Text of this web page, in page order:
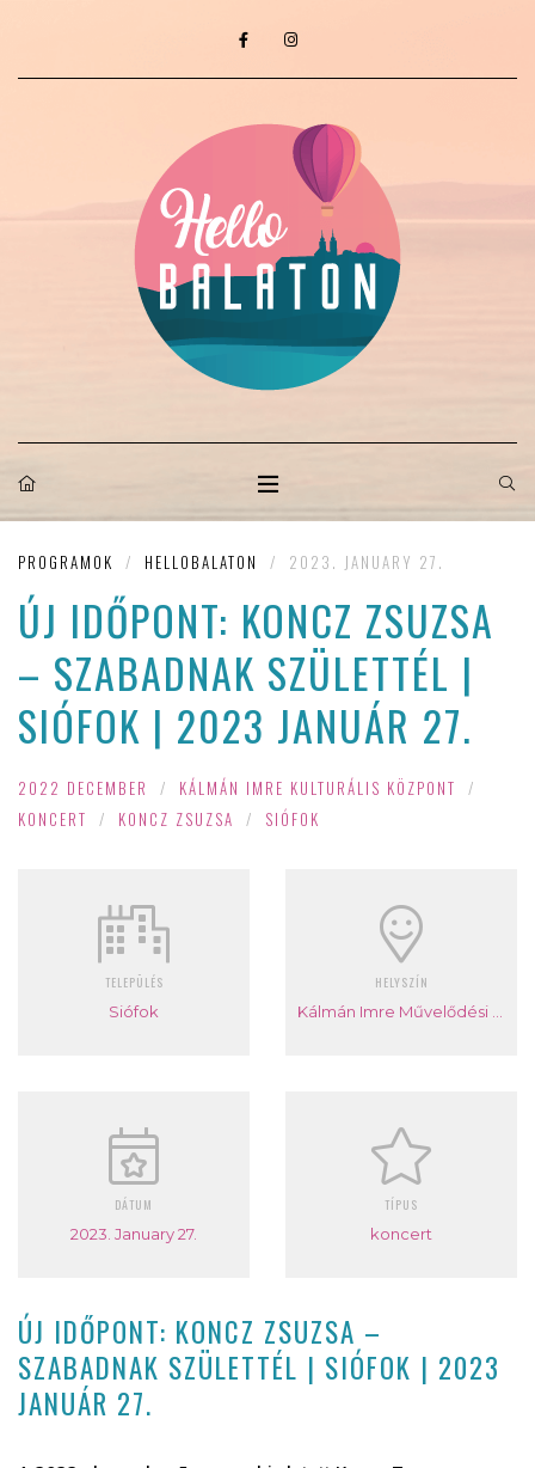
PROGRAMOK / HELLOBALATON / 2023. JANUARY 27.
ÚJ IDŐPONT: KONCZ ZSUZSA
– SZABADNAK SZÜLETTÉL |
SIÓFOK | 2023 JANUÁR 27.
2022 DECEMBER / KÁLMÁN IMRE KULTURÁLIS KÖZPONT
/
KONCERT
/ KONCZ ZSUZSA / SIÓFOK
TELEPÜLÉS
Siófok
HELYSZÍN
DÁTUM
2023. January 27.
TÍPUS
koncert
ÚJ IDŐPONT: KONCZ ZSUZSA –
SZABADNAK SZÜLETTÉL | SIÓFOK | 2023
JANUÁR 27.